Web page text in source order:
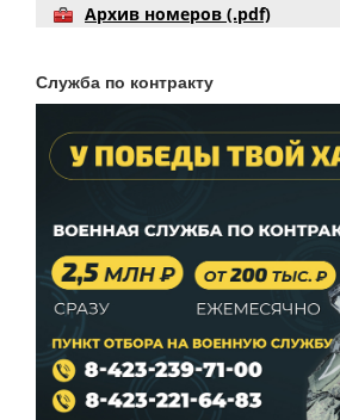
Архив номеров (.pdf)
Служба по контракту